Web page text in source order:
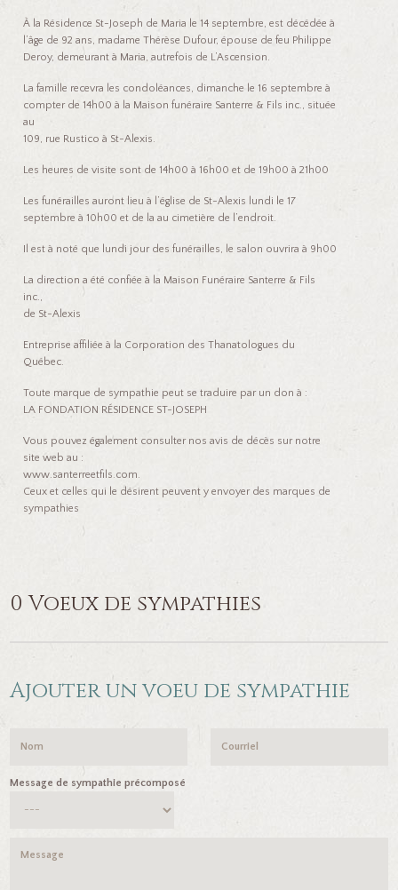
À la Résidence St-Joseph de Maria le 14 septembre, est décédée à
l’âge de 92 ans, madame Thérèse Dufour, épouse de feu Philippe
Deroy, demeurant à Maria, autrefois de L’Ascension.
La famille recevra les condoléances, dimanche le 16 septembre à
compter de 14h00 à la Maison funéraire Santerre & Fils inc., située
au
109, rue Rustico à St-Alexis.
Les heures de visite sont de 14h00 à 16h00 et de 19h00 à 21h00
Les funérailles auront lieu à l’église de St-Alexis lundi le 17
septembre à 10h00 et de la au cimetière de l’endroit.
Il est à noté que lundi jour des funérailles, le salon ouvrira à 9h00
La direction a été confiée à la Maison Funéraire Santerre & Fils
inc.,
de St-Alexis
Entreprise affiliée à la Corporation des Thanatologues du
Québec.
Toute marque de sympathie peut se traduire par un don à :
LA FONDATION RÉSIDENCE ST-JOSEPH
Vous pouvez également consulter nos avis de décès sur notre
site web au :
www.santerreetfils.com.
Ceux et celles qui le désirent peuvent y envoyer des marques de
sympathies
0 Voeux de sympathies
Ajouter un voeu de sympathie
Message de sympathie précomposé